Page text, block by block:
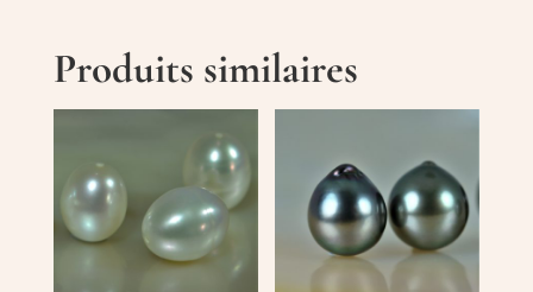
Produits similaires